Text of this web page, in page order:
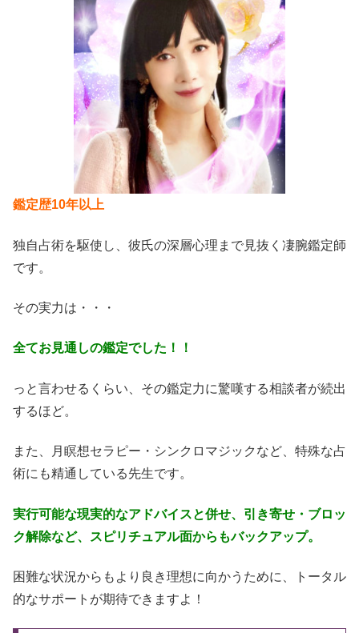
鑑定歴10年以上
独自占術を駆使し、彼氏の深層心理まで見抜く凄腕鑑定師
です。
その実力は・・・
全てお見通しの鑑定でした！！
っと言わせるくらい、その鑑定力に驚嘆する相談者が続出
するほど。
また、月瞑想セラピー・シンクロマジックなど、特殊な占
術にも精通している先生です。
実行可能な現実的なアドバイスと併せ、引き寄せ・ブロッ
ク解除など、スピリチュアル面からもバックアップ。
困難な状況からもより良き理想に向かうために、トータル
的なサポートが期待できますよ！